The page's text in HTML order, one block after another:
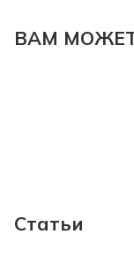
ВАМ
Статьи